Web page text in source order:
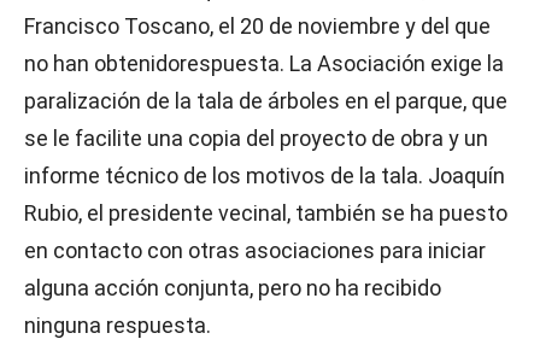
Francisco Toscano, el 20 de noviembre y del que
no han obtenidorespuesta. La Asociación exige la
paralización de la tala de árboles en el parque, que
se le facilite una copia del proyecto de obra y un
informe técnico de los motivos de la tala. Joaquín
Rubio, el presidente vecinal, también se ha puesto
en contacto con otras asociaciones para iniciar
alguna acción conjunta, pero no ha recibido
ninguna respuesta.